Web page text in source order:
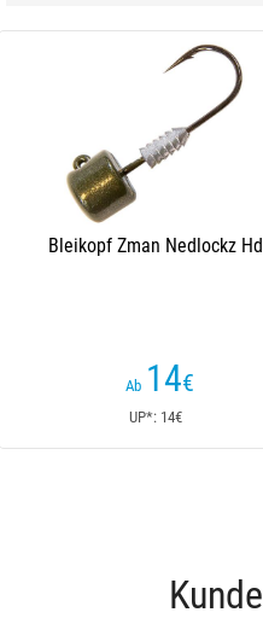
Bleikopf Zman Nedlockz Hd
Ab 14€
UP*: 14€